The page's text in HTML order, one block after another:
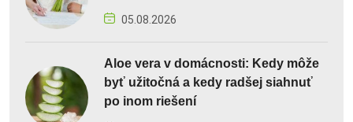
05.08.2026
Aloe vera v domácnosti: Kedy môže
byť užitočná a kedy radšej siahnuť
po inom riešení